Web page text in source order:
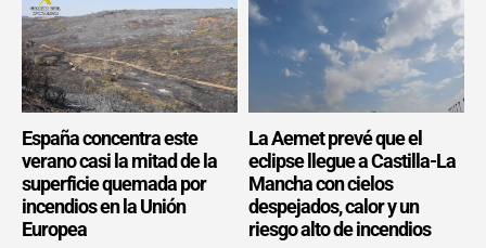
España concentra este
verano casi la mitad de la
superficie quemada por
incendios en la Unión
Europea
La Aemet prevé que el
eclipse llegue a Castilla-La
Mancha con cielos
despejados, calor y un
riesgo alto de incendios